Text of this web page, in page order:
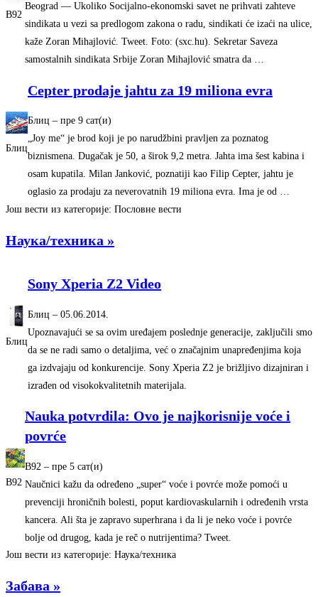
B92
Beograd — Ukoliko Socijalno-ekonomski savet ne prihvati zahteve
sindikata u vezi sa predlogom zakona o radu, sindikati će izaći na ulice,
kaže Zoran Mihajlović. Tweet. Foto: (sxc.hu). Sekretar Saveza
samostalnih sindikata Srbije Zoran Mihajlović smatra da …
Блиц
Cepter prodaje jahtu za 19 miliona evra
Блиц – ‎пре 9 сат(и)‎
„Joy me“ je brod koji je po narudžbini pravljen za poznatog
biznismena. Dugačak je 50, a širok 9,2 metra. Jahta ima šest kabina i
osam kupatila. Milan Janković, poznatiji kao Filip Cepter, jahtu je
oglasio za prodaju za neverovatnih 19 miliona evra. Ima je od …
Још вести из категорије: Пословне вести
Наука/техника »
Блиц
Sony Xperia Z2 Video
Блиц – ‎05.06.2014.‎
Upoznavajući se sa ovim uređajem poslednje generacije, zaključili smo
da se ne radi samo o detaljima, već o značajnim unapređenjima koja
ga izdvajaju od konkurencije. Sony Xperia Z2 je brižljivo dizajniran i
izrađen od visokokvalitetnih materijala.
B92
Nauka potvrdila: Ovo je najkorisnije voće i
povrće
B92 – ‎пре 5 сат(и)‎
Naučnici kažu da određeno „super“ voće i povrće može pomoći u
prevenciji hroničnih bolesti, poput kardiovaskularnih i određenih vrsta
kancera. Ali šta je zapravo superhrana i da li je neko voće i povrće
bolje od drugog, kada je reč o nutrijentima? Tweet.
Још вести из категорије: Наука/техника
Забава »